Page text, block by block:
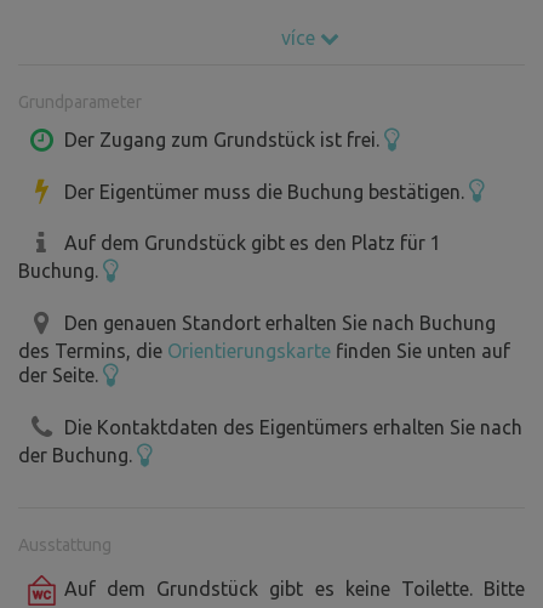
Es gibt viele Steinbrüche, in denen man baden kann (unser
Favorit ist Homolák). Nach Brdy und Křivoklát ist es ein
in die Umgebung von Beroun, entweder zu Fuß oder mit
dem Fahrrad (Radweg 5 Minuten mit dem Fahrrad).
gerade in einen Permakultur-Garten umwandle, so dass
Sie eher meinen Schöpfungsprozess beobachten können
als einen fertigen blühenden und fruchttragenden Garten.
Aber er verändert sich jeden Tag. :)
Was wartet hier auf Sie?
Der Naturteich lockt Libellen und normalerweise einen
anderes Mal Fasane. Regelmäßig kommen Rehe aus dem
více
Grundparameter
Der Zugang zum Grundstück ist frei.
Der Eigentümer muss die Buchung bestätigen.
Auf dem Grundstück gibt es den Platz für 1
Buchung.
Den genauen Standort erhalten Sie nach Buchung
des Termins, die Orientierungskarte finden Sie unten auf
der Seite.
Die Kontaktdaten des Eigentümers erhalten Sie nach
der Buchung.
Ausstattung
Auf dem Grundstück gibt es keine Toilette. Bitte